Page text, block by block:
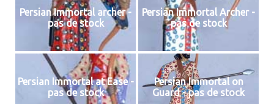
Persian Immortal archer -
pas de stock
Persian Immortal Archer -
pas de stock
Persian Immortal at Ease -
pas de stock
Persian Immortal on
Guard - pas de stock